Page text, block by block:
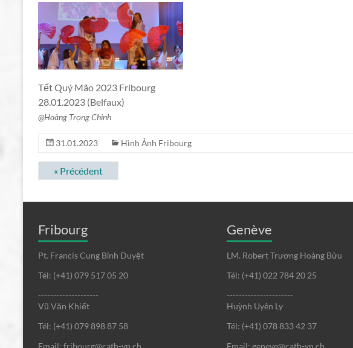
Tết Quý Mão 2023 Fribourg
28.01.2023 (Belfaux)
@Hoàng Trọng Chinh
31.01.2023 Hình Ảnh Fribourg
« Précédent
Fribourg
Pt. Francis Cung Bỉnh Duyệt
Tél: (+41) 079 517 05 20
--------------------
Vũ Văn Khiết
Tél: (+41) 079 898 87 58
Email: fribourg@cath-vn.ch
Genève
LM. Robert Trương Hoàng Bửu
Tél: (+41) 022 784 20 25
----------------------
Huỳnh Uyên Ly
Tél: (+41) 078 833 42 37
Email: geneve@cath-vn.ch